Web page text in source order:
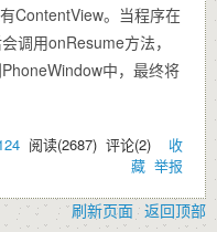
ContentView。当程序在
调用onResume方法，
中，最终将
阅读(2687) 评论(2) 收
藏 举报
刷新页面 返回顶部